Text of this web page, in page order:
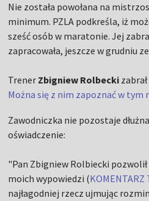
Nie została powołana na
minimum. PZLA podkreśla, iż
sześć osób w maratonie. Jej
zapracowała, jeszcze w grudniu
Trener Zbigniew Rolbecki
Można się z nim zapoznać w tym
Zawodniczka nie pozostaje
oświadczenie:
"Pan Zbigniew Rolbiecki
moich wypowiedzi (KOMENTARZ
najłagodniej rzecz ujmując